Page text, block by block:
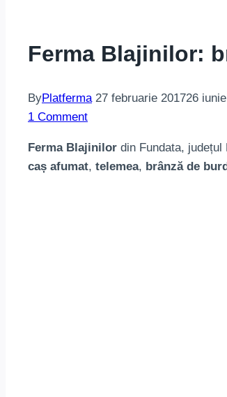
Ferma Blajinilor:
ByPlatferma 27 februarie 201726
1 Comment
Ferma Blajinilor din Fundata,
caș afumat, telemea, brânză de